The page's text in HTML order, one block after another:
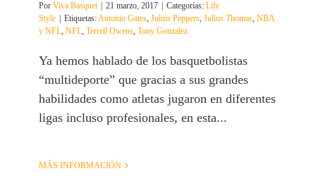
Por Viva Basquet 21 marzo, 2017 Categorías: Life
Style
Etiquetas:Antonio Gates, Julius Peppers, Julius Thomas, NBA
y NFL, NFL, Terrell Owens, Tony Gonzalez
Ya hemos hablado de los basquetbolistas
“multideporte” que gracias a sus grandes
habilidades como atletas jugaron en diferentes
ligas incluso profesionales, en esta...
MÁS INFORMACIÓN